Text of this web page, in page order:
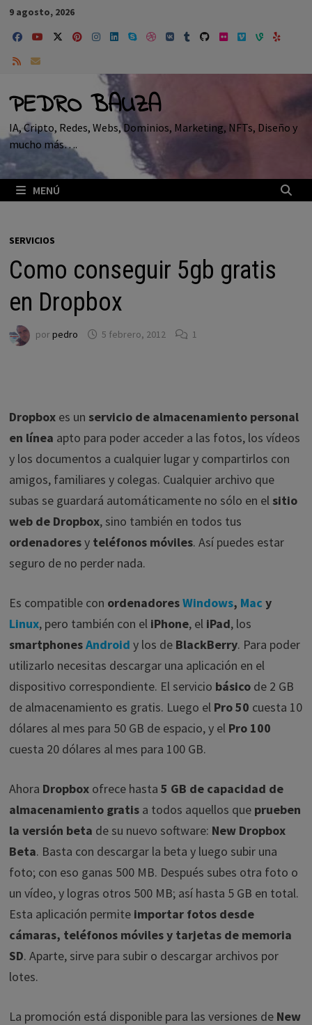
Saltar
contenido
9 agosto, 2026
PEDRO BAUZA
IA, Cripto, Redes, Webs, Dominios, Marketing, NFTs, Diseño y
mucho más….
MENÚ
SERVICIOS
Como conseguir 5gb gratis
en Dropbox
porpedro 5 febrero, 2012 1
Dropboxes un servicio de almacenamiento personal
en línea apto para poder acceder a las fotos, los vídeos
y los documentos a cualquier lugar y compartirlos con
amigos, familiares y colegas. Cualquier archivo que
subas se guardará automáticamente no sólo en el sitio
web de Dropbox, sino también en todos tus
ordenadoresy teléfonos móviles. Así puedes estar
seguro de no perder nada.
Es compatible con ordenadoresWindows, Mac y
Linux, pero también con el iPhone, el iPad, los
smartphonesAndroid y los de BlackBerry. Para poder
utilizarlo necesitas descargar una aplicación en el
dispositivo correspondiente. El servicio básicode 2 GB
de almacenamiento es gratis. Luego el Pro 50 cuesta 10
dólares al mes para 50 GB de espacio, y elPro 100
cuesta 20 dólares al mes para 100 GB.
Ahora Dropboxofrece hasta 5 GB de capacidad de
almacenamiento gratisa todos aquellos que prueben
la versión beta de su nuevo software: New Dropbox
Beta. Basta con descargar la beta y luego subir una
foto; con eso ganas 500 MB. Después subes otra foto o
un vídeo, y logras otros 500 MB; así hasta 5 GB en total.
Esta aplicación permiteimportar fotos desde
cámaras, teléfonos móviles y tarjetas de memoria
SD. Aparte, sirve para subir o descargar archivos por
lotes.
La promoción está disponible para las versiones de New